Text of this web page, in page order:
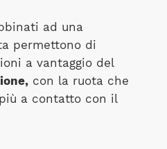
ad una
permettono di
a vantaggio del
con la ruota che
a contatto con il